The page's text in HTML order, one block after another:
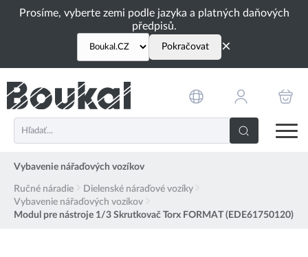
Prosíme, vyberte zemi podle jazyka a platných daňových
předpisů.
Pokračovat ×
Vybavenie nářaďových vozíkov
Ručné náradie
Dielenské náraďové vozíky
Vybavenie nářaďových vozíkov
Modul pre nástroje 1/3 Skrutkovač Torx FORMAT (EDE61750120)